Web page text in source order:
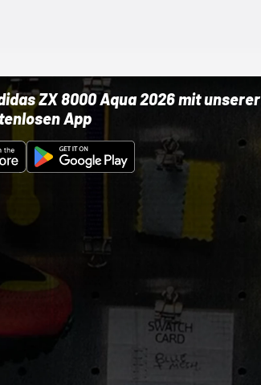
ZX 8000 Aqua 2026 mit unserer
App